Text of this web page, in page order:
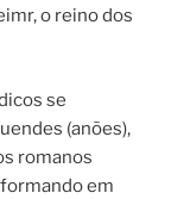
o reino dos
se
(anões),
romanos
em